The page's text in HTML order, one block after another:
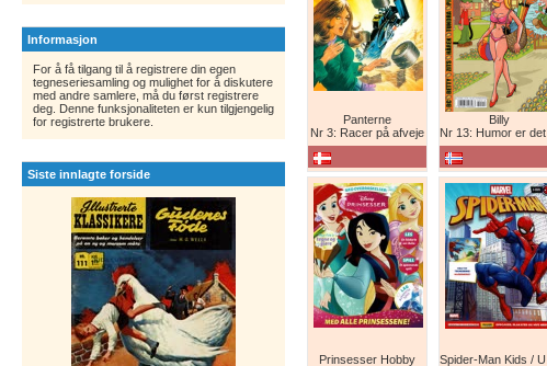
Informasjon
For å få tilgang til å registrere din egen
tegneseriesamling og mulighet for å diskutere
med andre samlere, må du først registrere
deg. Denne funksjonaliteten er kun tilgjengelig
for registrerte brukere.
Siste innlagte forside
Panterne
Nr 3: Racer på afveje
Billy
Nr 13: Humor er det beste forsvar!
Prinsesser Hobby